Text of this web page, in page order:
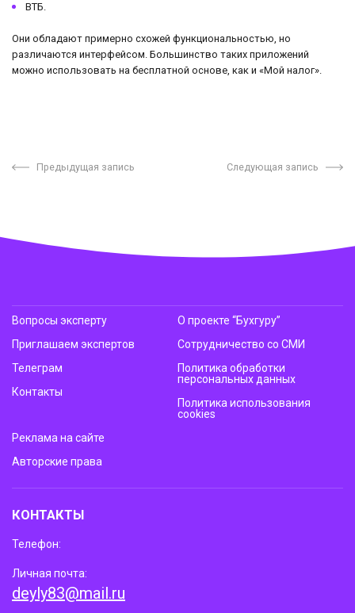
ВТБ.
Они обладают примерно схожей функциональностью, но
различаются интерфейсом. Большинство таких приложений
можно использовать на бесплатной основе, как и «Мой налог».
Предыдущая запись Следующая запись
Вопросы эксперту
Приглашаем экспертов
Телеграм
Контакты
О проекте “Бухгуру”
Сотрудничество со СМИ
Политика обработки
персональных данных
Политика использования
cookies
Реклама на сайте
Авторские права
КОНТАКТЫ
Телефон:
Личная почта:
deyly83@mail.ru